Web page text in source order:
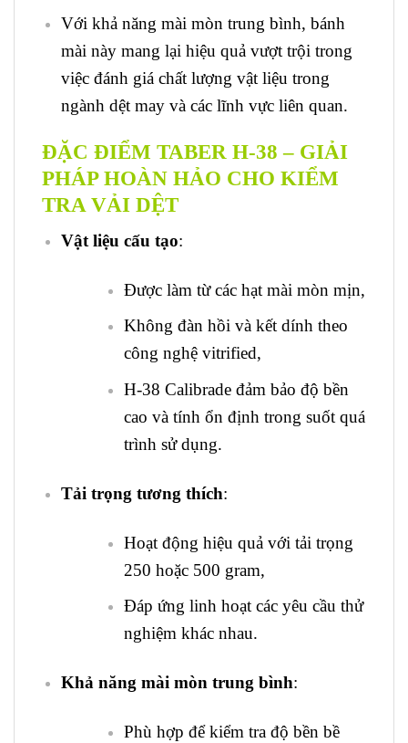
Với khả năng mài mòn trung bình, bánh
mài này mang lại hiệu quả vượt trội trong
việc đánh giá chất lượng vật liệu trong
ngành dệt may và các lĩnh vực liên quan.
ĐẶC ĐIỂM TABER H-38 – GIẢI
PHÁP HOÀN HẢO CHO KIỂM
TRA VẢI DỆT
Vật liệu cấu tạo:
Được làm từ các hạt mài mòn mịn,
Không đàn hồi và kết dính theo
công nghệ vitrified,
H-38 Calibrade đảm bảo độ bền
cao và tính ổn định trong suốt quá
trình sử dụng.
Tải trọng tương thích:
Hoạt động hiệu quả với tải trọng
250 hoặc 500 gram,
Đáp ứng linh hoạt các yêu cầu thử
nghiệm khác nhau.
Khả năng mài mòn trung bình:
Phù hợp để kiểm tra độ bền bề